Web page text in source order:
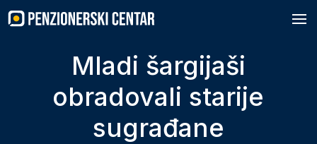
to
content
Mladi šargijaši
obradovali starije
sugrađane